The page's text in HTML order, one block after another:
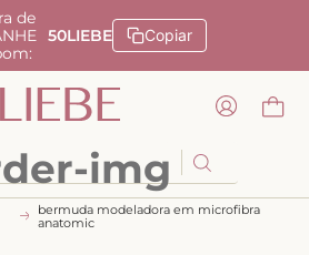
de
50LIEBE Copiar
bermuda modeladora em microfibra
anatomic